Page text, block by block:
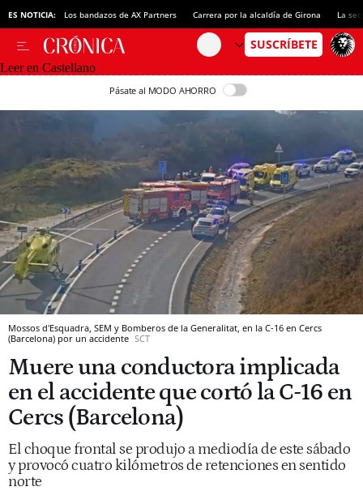
ES NOTICIA: Los bandazos de AX Partners Carrera por la alcaldía de Girona La
Leer en Castellano
Pásate al MODO AHORRO
Mossos d'Esquadra, SEM y Bomberos de la Generalitat, en la C-16 en Cercs
(Barcelona) por un accidente SCT
Muere una conductora implicada
en el accidente que cortó la C-16 en
Cercs (Barcelona)
El choque frontal se produjo a mediodía de este sábado
y provocó cuatro kilómetros de retenciones en sentido
norte